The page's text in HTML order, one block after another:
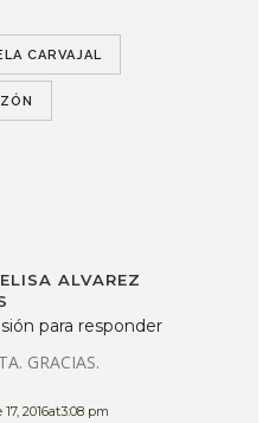
CARVAJAL
ALVAREZ
para responder
GRACIAS.
2016at3:08 pm